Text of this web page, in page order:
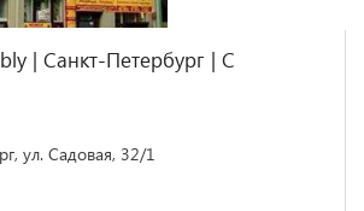
| Санкт-Петербург | С
ул. Садовая, 32/1